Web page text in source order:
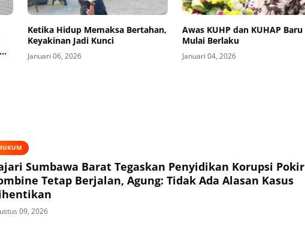
Ketika Hidup Memaksa Bertahan,
Keyakinan Jadi Kunci
Januari 06, 2026
Awas KUHP dan KUHAP Baru
Mulai Berlaku
Januari 04, 2026
Sumbawa Barat Tegaskan Penyidikan Korupsi Pokir
Tetap Berjalan, Agung: Tidak Ada Alasan Kasus
09, 2026